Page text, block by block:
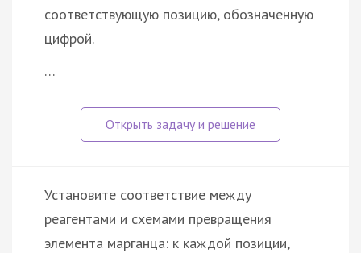
соответствующую позицию, обозначенную
цифрой.
…
Установите соответствие между
реагентами и схемами превращения
элемента марганца: к каждой позиции,